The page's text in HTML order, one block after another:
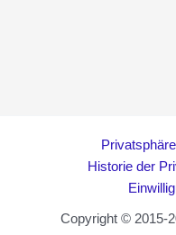
Historie der
Copyright © 2015-